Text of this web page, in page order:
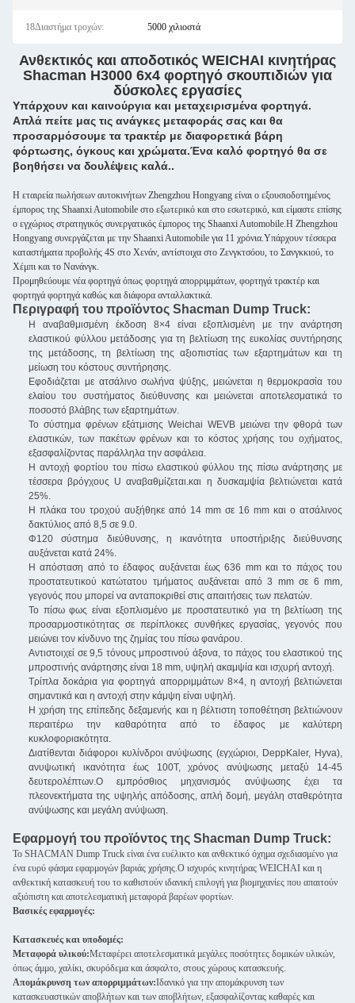
18Διαστήμα τροχών: 5000 χιλιοστά
Ανθεκτικός και αποδοτικός WEICHAI κινητήρας
Shacman H3000 6x4 φορτηγό σκουπιδιών για
δύσκολες εργασίες
Υπάρχουν και καινούργια και μεταχειρισμένα φορτηγά.
Απλά πείτε μας τις ανάγκες μεταφοράς σας και θα
προσαρμόσουμε τα τρακτέρ με διαφορετικά βάρη
φόρτωσης, όγκους και χρώματα.Ένα καλό φορτηγό θα σε
βοηθήσει να δουλέψεις καλά..
Η εταιρεία πωλήσεων αυτοκινήτων Zhengzhou Hongyang είναι ο εξουσιοδοτημένος
έμπορος της Shaanxi Automobile στο εξωτερικό και στο εσωτερικό, και είμαστε επίσης
ο εγχώριος στρατηγικός συνεργατικός έμπορος της Shaanxi Automobile.Η Zhengzhou
Hongyang συνεργάζεται με την Shaanxi Automobile για 11 χρόνια.Υπάρχουν τέσσερα
καταστήματα προβολής 4S στο Χενάν, αντίστοιχα στο Ζενγκτσόου, το Σανγκκιού, το
Χέμπι και το Νανάνγκ.
Προμηθεύουμε νέα φορτηγά όπως φορτηγά απορριμμάτων, φορτηγά τρακτέρ και
φορτηγά φορτηγά καθώς και διάφορα ανταλλακτικά.
Περιγραφή του προϊόντος Shacman Dump Truck:
Η αναβαθμισμένη έκδοση 8×4 είναι εξοπλισμένη με την ανάρτηση
ελαστικού φύλλου μετάδοσης για τη βελτίωση της ευκολίας συντήρησης
της μετάδοσης, τη βελτίωση της αξιοπιστίας των εξαρτημάτων και τη
μείωση του κόστους συντήρησης.
Εφοδιάζεται με ατσάλινο σωλήνα ψύξης, μειώνεται η θερμοκρασία του
ελαίου του συστήματος διεύθυνσης και μειώνεται αποτελεσματικά το
ποσοστό βλάβης των εξαρτημάτων.
Το σύστημα φρένων εξάτμισης Weichai WEVB μειώνει την φθορά των
ελαστικών, των πακέτων φρένων και το κόστος χρήσης του οχήματος,
εξασφαλίζοντας παράλληλα την ασφάλεια.
Η αντοχή φορτίου του πίσω ελαστικού φύλλου της πίσω ανάρτησης με
τέσσερα βρόγχους U αναβαθμίζεται.και η δυσκαμψία βελτιώνεται κατά
25%.
Η πλάκα του τροχού αυξήθηκε από 14 mm σε 16 mm και ο ατσάλινος
δακτύλιος από 8,5 σε 9.0.
Φ120 σύστημα διεύθυνσης, η ικανότητα υποστήριξης διεύθυνσης
αυξάνεται κατά 24%.
Η απόσταση από το έδαφος αυξάνεται έως 636 mm και το πάχος του
προστατευτικού κατώτατου τμήματος αυξάνεται από 3 mm σε 6 mm,
γεγονός που μπορεί να ανταποκριθεί στις απαιτήσεις των πελατών.
Το πίσω φως είναι εξοπλισμένο με προστατευτικό για τη βελτίωση της
προσαρμοστικότητας σε περίπλοκες συνθήκες εργασίας, γεγονός που
μειώνει τον κίνδυνο της ζημίας του πίσω φανάρου.
Αντιστοιχεί σε 9,5 τόνους μπροστινού άξονα, το πάχος του ελαστικού της
μπροστινής ανάρτησης είναι 18 mm, υψηλή ακαμψία και ισχυρή αντοχή.
Τρίπλα δοκάρια για φορτηγά απορριμμάτων 8×4, η αντοχή βελτιώνεται
σημαντικά και η αντοχή στην κάμψη είναι υψηλή.
Η χρήση της επίπεδης δεξαμενής και η βέλτιστη τοποθέτηση βελτιώνουν
περαιτέρω την καθαρότητα από το έδαφος με καλύτερη
κυκλοφοριακότητα.
Διατίθενται διάφοροι κυλίνδροι ανύψωσης (εγχώριοι, DeppKaler, Hyva),
ανυψωτική ικανότητα έως 100T, χρόνος ανύψωσης μεταξύ 14-45
δευτερολέπτων.Ο εμπρόσθιος μηχανισμός ανύψωσης έχει τα
πλεονεκτήματα της υψηλής απόδοσης, απλή δομή, μεγάλη σταθερότητα
ανύψωσης και μεγάλη ανύψωση.
Εφαρμογή του προϊόντος της Shacman Dump Truck:
Το SHACMAN Dump Truck είναι ένα ευέλικτο και ανθεκτικό όχημα σχεδιασμένο για
ένα ευρύ φάσμα εφαρμογών βαριάς χρήσης.Ο ισχυρός κινητήρας WEICHAI και η
ανθεκτική κατασκευή του το καθιστούν ιδανική επιλογή για βιομηχανίες που απαιτούν
αξιόπιστη και αποτελεσματική μεταφορά βαρέων φορτίων.
Βασικές εφαρμογές:
Κατασκευές και υποδομές:
Μεταφορά υλικού:Μεταφέρει αποτελεσματικά μεγάλες ποσότητες δομικών υλικών,
όπως άμμο, χαλίκι, σκυρόδεμα και άσφαλτο, στους χώρους κατασκευής.
Απομάκρυνση των απορριμμάτων:Ιδανικό για την απομάκρυνση των
κατασκευαστικών αποβλήτων και των αποβλήτων, εξασφαλίζοντας καθαρές και